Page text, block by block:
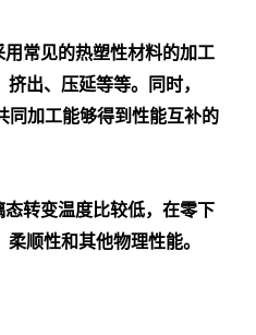
常见的热塑性材料的加工
出、压延等等。同时，
同加工能够得到性能互补的
转变温度比较低，在零下
顺性和其他物理性能。